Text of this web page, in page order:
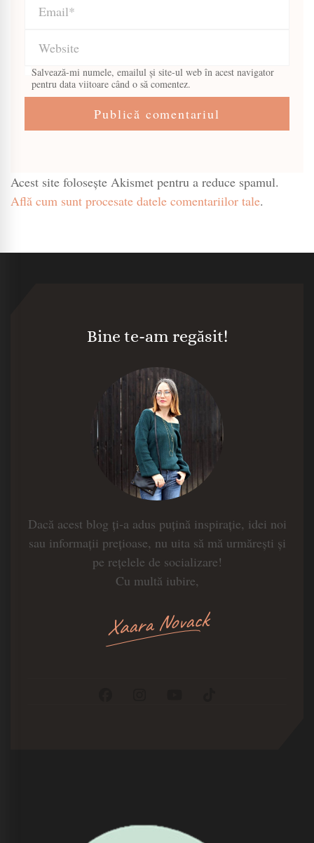
Salvează-mi numele, emailul și site-ul web în acest navigator
pentru data viitoare când o să comentez.
Acest site folosește Akismet pentru a reduce spamul.
Află cum sunt procesate datele comentariilor tale.
Bine te-am regăsit!
Dacă acest blog ți-a adus puțină inspirație, idei noi
sau informații prețioase, nu uita să mă urmărești și
pe rețelele de socializare!
Cu multă iubire,
Xaara Novack